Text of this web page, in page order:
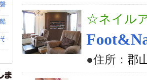
☆ネイル
●住所： 郡